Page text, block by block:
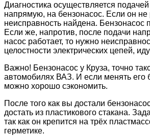
Диагностика осуществляется
напрямую, на бензонасос. Если он не
неисправность найдена. Бензонасос
Если же, напротив, после подачи
насос работает, то нужно
целостности электрических цепей,
Важно! Бензонасос у Круза, точно
автомобилях ВАЗ. И если менять его
можно хорошо сэкономить.
После того как вы достали
достать из пластикового стакана.
так как он крепится на трёх
герметике.